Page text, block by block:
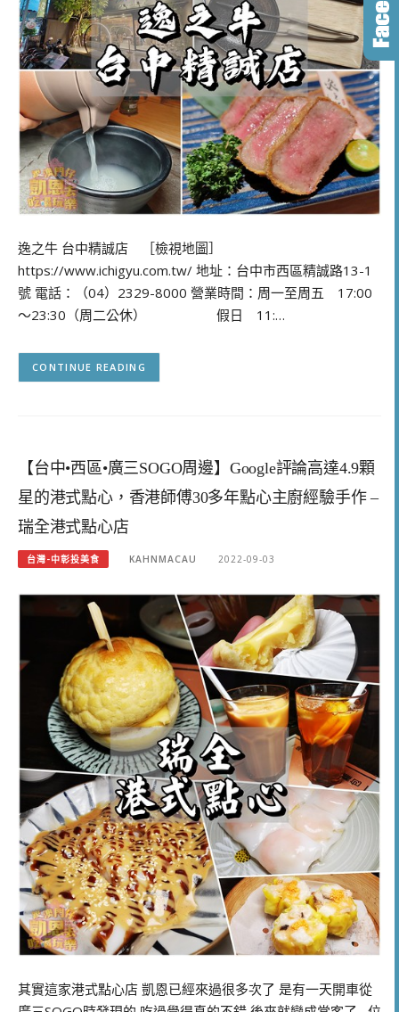
逸之牛 台中精誠店 ［檢視地圖］
https://www.ichigyu.com.tw/ 地址：台中市西區精誠路13-1
號 電話：（04）2329-8000 營業時間：周一至周五 17:00
～23:30（周二公休） 假日 11:…
CONTINUE READING
【台中•西區•廣三SOGO周邊】Google評論高達4.9顆
星的港式點心，香港師傅30多年點心主廚經驗手作 –
瑞全港式點心店
台灣-中彰投美食 KAHNMACAU 2022-09-03
其實這家港式點心店 凱恩已經來過很多次了 是有一天開車從